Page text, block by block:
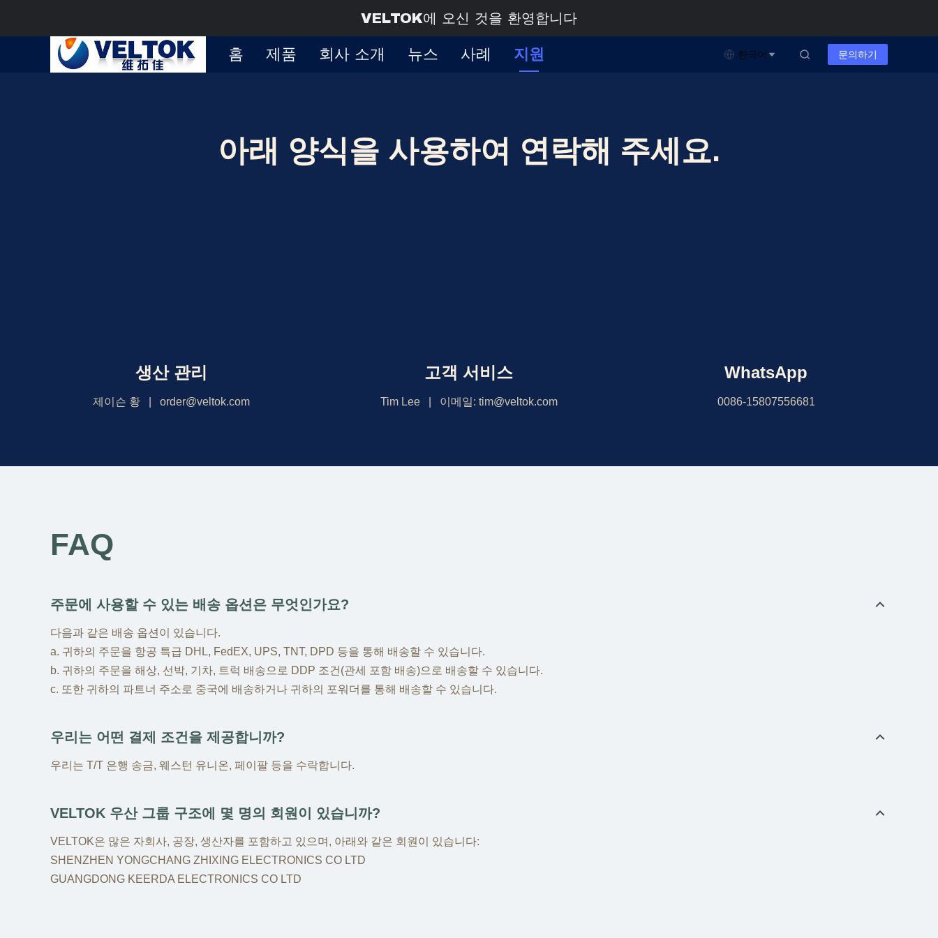
VELTOK에 오신 것을 환영합니다
홈 제품 회사 소개 뉴스 사례 지원 한국어 문의하기
아래 양식을 사용하여 연락해 주세요.
생산 관리
제이슨 황 | order@veltok.com
고객 서비스
Tim Lee | 이메일: tim@veltok.com
WhatsApp
0086-15807556681
FAQ
주문에 사용할 수 있는 배송 옵션은 무엇인가요?
다음과 같은 배송 옵션이 있습니다.
a. 귀하의 주문을 항공 특급 DHL, FedEX, UPS, TNT, DPD 등을 통해 배송할 수 있습니다.
b. 귀하의 주문을 해상, 선박, 기차, 트럭 배송으로 DDP 조건(관세 포함 배송)으로 배송할 수 있습니다.
c. 또한 귀하의 파트너 주소로 중국에 배송하거나 귀하의 포워더를 통해 배송할 수 있습니다.
우리는 어떤 결제 조건을 제공합니까?
우리는 T/T 은행 송금, 웨스턴 유니온, 페이팔 등을 수락합니다.
VELTOK 우산 그룹 구조에 몇 명의 회원이 있습니까?
VELTOK은 많은 자회사, 공장, 생산자를 포함하고 있으며, 아래와 같은 회원이 있습니다:
SHENZHEN YONGCHANG ZHIXING ELECTRONICS CO LTD
GUANGDONG KEERDA ELECTRONICS CO LTD